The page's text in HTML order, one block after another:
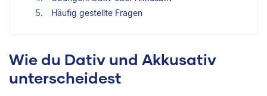
Häufig gestellte Fragen
Wie du Dativ und Akkusativ
unterscheidest